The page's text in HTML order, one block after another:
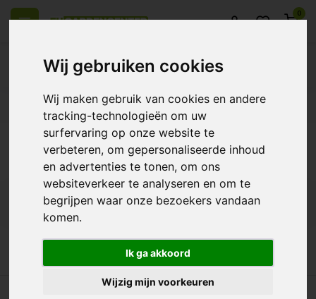
Wij gebruiken cookies
Wij maken gebruik van cookies en andere
tracking-technologieën om uw
surfervaring op onze website te
verbeteren, om gepersonaliseerde inhoud
en advertenties te tonen, om ons
websiteverkeer te analyseren en om te
begrijpen waar onze bezoekers vandaan
komen.
Ik ga akkoord
Wijzig mijn voorkeuren
0
14 Dagen retourrecht Beste klantenservice
Terug
Producten getagd met TriPack